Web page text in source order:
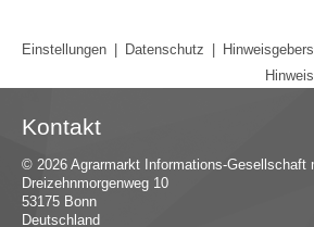
Einstellungen
Datenschutz
Kontakt
© 2026 Agrarmarkt Informations-Gesellschaft
Dreizehnmorgenweg 10
53175 Bonn
Deutschland